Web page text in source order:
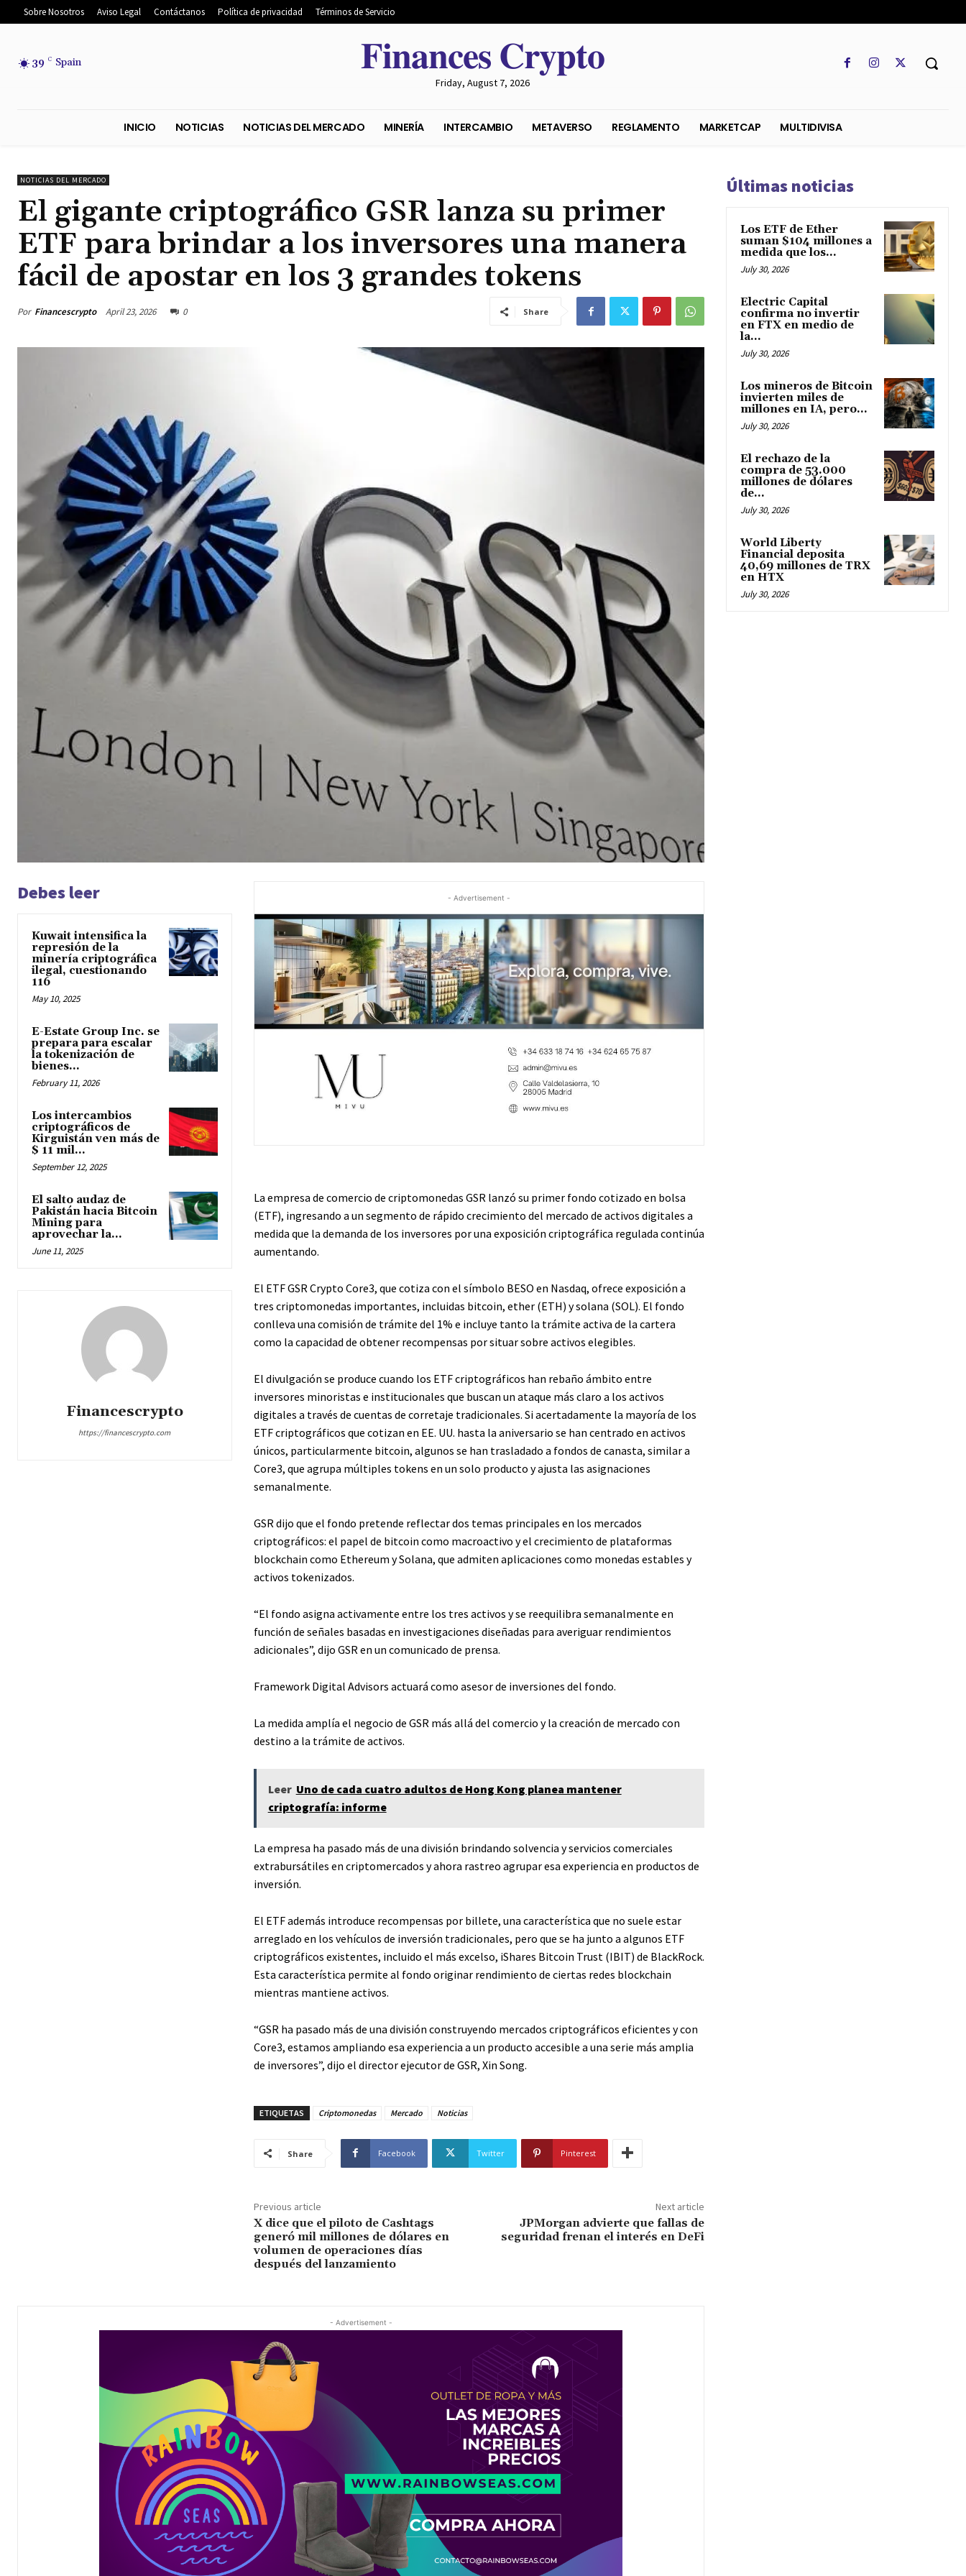
Sobre Nosotros Aviso Legal Contáctanos Política de privacidad Términos de Servicio
39 C Spain 𝐅𝐢𝐧𝐚𝐧𝐜𝐞𝐬 𝐂𝐫𝐲𝐩𝐭𝐨
Friday, August 7, 2026
NOTICIAS DEL MERCADO
El gigante criptográfico GSR lanza su primer
ETF para brindar a los inversores una manera
fácil de apostar en los 3 grandes tokens
Por Financescrypto April 23, 2026 0 Share
Debes leer
Kuwait intensifica la
represión de la
minería criptográfica
ilegal, cuestionando
116
May 10, 2025
E-Estate Group Inc. se
prepara para escalar
la tokenización de
bienes...
February 11, 2026
Los intercambios
criptográficos de
Kirguistán ven más de
$ 11 mil...
September 12, 2025
El salto audaz de
Pakistán hacia Bitcoin
Mining para
aprovechar la...
June 11, 2025
Financescrypto
https://financescrypto.com
- Advertisement -
La empresa de comercio de criptomonedas GSR lanzó su primer fondo cotizado en bolsa
(ETF), ingresando a un segmento de rápido crecimiento del mercado de activos digitales a
medida que la demanda de los inversores por una exposición criptográfica regulada continúa
aumentando.
El ETF GSR Crypto Core3, que cotiza con el símbolo BESO en Nasdaq, ofrece exposición a
tres criptomonedas importantes, incluidas bitcoin, ether (ETH) y solana (SOL). El fondo
conlleva una comisión de trámite del 1% e incluye tanto la trámite activa de la cartera
como la capacidad de obtener recompensas por situar sobre activos elegibles.
El divulgación se produce cuando los ETF criptográficos han rebaño ámbito entre
inversores minoristas e institucionales que buscan un ataque más claro a los activos
digitales a través de cuentas de corretaje tradicionales. Si acertadamente la mayoría de los
ETF criptográficos que cotizan en EE. UU. hasta la aniversario se han centrado en activos
únicos, particularmente bitcoin, algunos se han trasladado a fondos de canasta, similar a
Core3, que agrupa múltiples tokens en un solo producto y ajusta las asignaciones
semanalmente.
GSR dijo que el fondo pretende reflectar dos temas principales en los mercados
criptográficos: el papel de bitcoin como macroactivo y el crecimiento de plataformas
blockchain como Ethereum y Solana, que admiten aplicaciones como monedas estables y
activos tokenizados.
“El fondo asigna activamente entre los tres activos y se reequilibra semanalmente en
función de señales basadas en investigaciones diseñadas para averiguar rendimientos
adicionales”, dijo GSR en un comunicado de prensa.
Framework Digital Advisors actuará como asesor de inversiones del fondo.
La medida amplía el negocio de GSR más allá del comercio y la creación de mercado con
destino a la trámite de activos.
Leer Uno de cada cuatro adultos de Hong Kong planea mantener
criptografía: informe
La empresa ha pasado más de una división brindando solvencia y servicios comerciales
extrabursátiles en criptomercados y ahora rastreo agrupar esa experiencia en productos de
inversión.
El ETF además introduce recompensas por billete, una característica que no suele estar
arreglado en los vehículos de inversión tradicionales, pero que se ha junto a algunos ETF
criptográficos existentes, incluido el más excelso, iShares Bitcoin Trust (IBIT) de BlackRock.
Esta característica permite al fondo originar rendimiento de ciertas redes blockchain
mientras mantiene activos.
“GSR ha pasado más de una división construyendo mercados criptográficos eficientes y con
Core3, estamos ampliando esa experiencia a un producto accesible a una serie más amplia
de inversores”, dijo el director ejecutor de GSR, Xin Song.
ETIQUETAS Criptomonedas Mercado Noticias
Share Facebook Twitter Pinterest
Previous article
X dice que el piloto de Cashtags
generó mil millones de dólares en
volumen de operaciones días
después del lanzamiento
Next article
JPMorgan advierte que fallas de
seguridad frenan el interés en DeFi
- Advertisement -
Últimas noticias
Los ETF de Ether
suman $104 millones a
medida que los...
July 30, 2026
Electric Capital
confirma no invertir
en FTX en medio de
la...
July 30, 2026
Los mineros de Bitcoin
invierten miles de
millones en IA, pero...
July 30, 2026
El rechazo de la
compra de 53.000
millones de dólares
de...
July 30, 2026
World Liberty
Financial deposita
40,69 millones de TRX
en HTX
July 30, 2026